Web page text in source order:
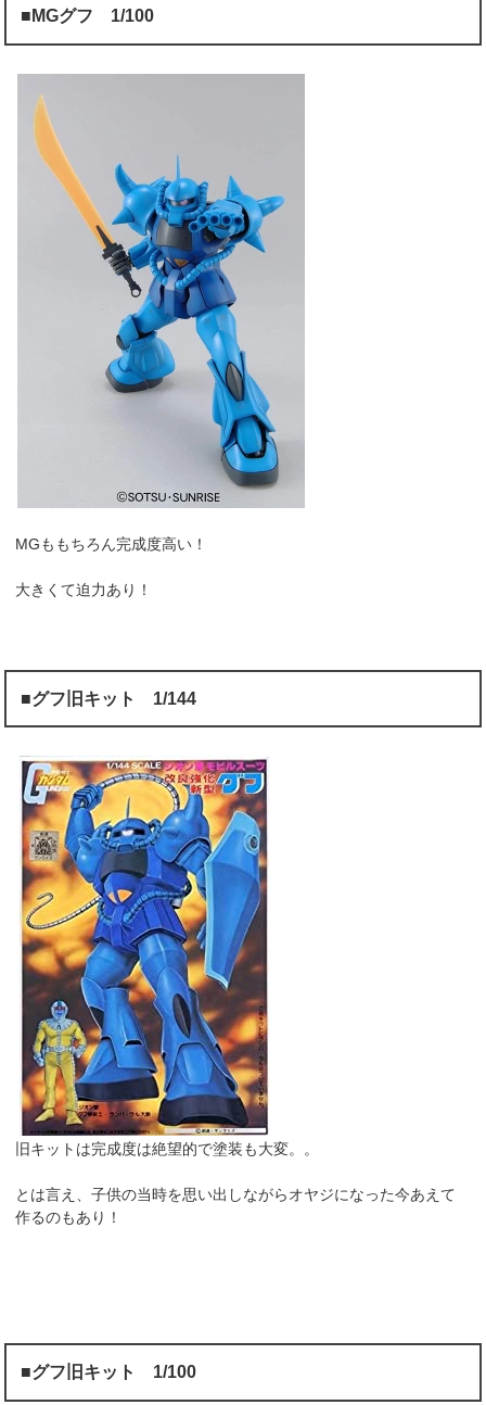
■MGグフ 1/100
MGももちろん完成度高い！
大きくて迫力あり！
■グフ旧キット 1/144
旧キットは完成度は絶望的で塗装も大変。。
とは言え、子供の当時を思い出しながらオヤジになった今あえて
作るのもあり！
■グフ旧キット 1/100